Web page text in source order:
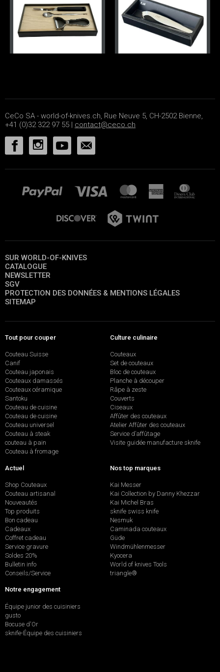
CeCo SA - world-of-knives.ch, Rue Neuve 5, CH-2502 Bienne,
+41 (0)32 322 97 55 | contact@ceco.ch
SUR WORLD-OF-KNIVES
CATALOGUE
NEWSLETTER
SGV
PROTECTION DES DONNÉES & MENTIONS LÉGALES
SITEMAP
Tout pour couper
Couteau Suisse
Canif
Couteau japonais
Couteaux damassés
Couteaux céramique
Santoku
Couteau de cuisine
Couteau de cuisine
Couteau universel
Couteau à steak
couteau à pain
Couteau à fromage
Culture culinaire
Couteaux
Set de couteaux
Bloc de couteaux
Planche à découper
Râpe à zeste
Couverts
Ciseaux
Affûter des couteaux
Atelier Affûter des couteaux
Service d’affûtage
Visite guidée manufacture sknife
Actuel
Shop Couteaux
Couteau artisanal
Nouveautés
Top produits
Bon cadeau
Cadeaux
Coffret cadeau
Service gravure
Soldes 20%
Bulletin info
Conseils/Service
Nos top marques
Kai Messer
Kai Collection by Danny Khezzar
Kai Michel Bras
sknife swiss knife
Nesmuk
Caminada couteaux
Güde
Windmühlenmesser
Kyocera
World of knives Tools
triangle®
Notre engagement
Équipe junior des cuisiniers
gusto
Bocuse d'Or
sknife-Équipe des cuisiniers